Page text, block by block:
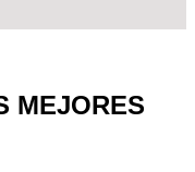
MEJORES